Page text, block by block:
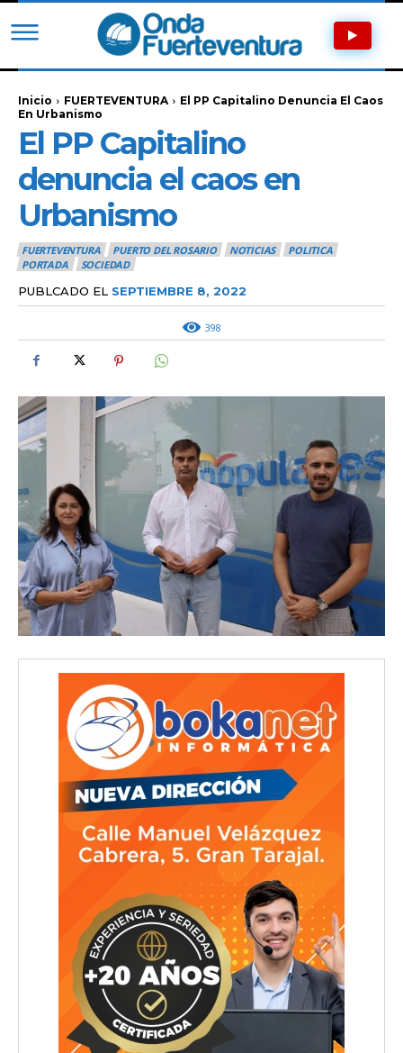
Inicio FUERTEVENTURA
El PP Capitalino Denuncia El Caos
En Urbanismo
El PP Capitalino
denuncia el caos en
Urbanismo
FUERTEVENTURA PUERTO DEL ROSARIO NOTICIAS
POLITICA
PORTADA
SOCIEDAD
PUBLCADO EL SEPTIEMBRE 8, 2022
398